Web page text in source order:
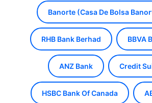
Banorte (Casa De Bolsa
RHB Bank Berhad BBVA
ANZ Bank Credit
HSBC Bank Of Canada